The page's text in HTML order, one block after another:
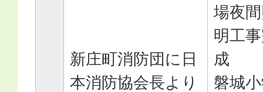
新庄町消防団に日
本消防協会長より
場夜
明工
成
磐城